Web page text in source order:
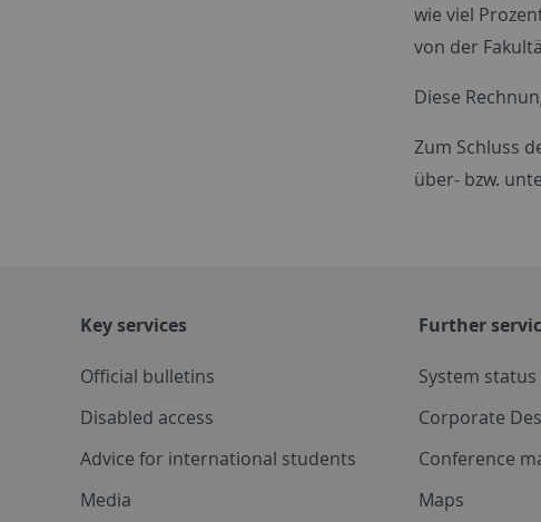
wie viel
von der
Diese
Zum Schluss
über- bzw.
Key services
Official bulletins
Disabled access
Advice for international students
Media
Further
System status
Corporate
Conference
Maps